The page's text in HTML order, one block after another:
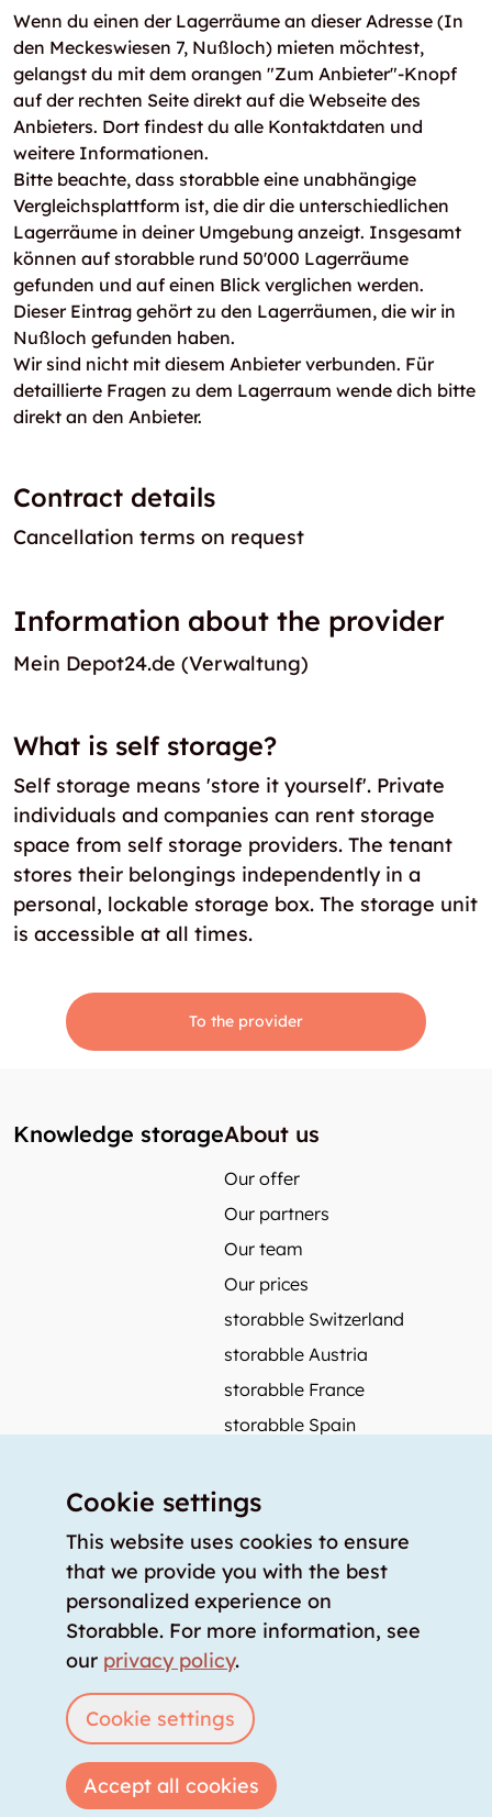
Wenn du einen der Lagerräume an dieser Adresse (In
den Meckeswiesen 7, Nußloch) mieten möchtest,
gelangst du mit dem orangen "Zum Anbieter"-Knopf
auf der rechten Seite direkt auf die Webseite des
Anbieters. Dort findest du alle Kontaktdaten und
weitere Informationen.
Bitte beachte, dass storabble eine unabhängige
Vergleichsplattform ist, die dir die unterschiedlichen
Lagerräume in deiner Umgebung anzeigt. Insgesamt
können auf storabble rund 50'000 Lagerräume
gefunden und auf einen Blick verglichen werden.
Dieser Eintrag gehört zu den Lagerräumen, die wir in
Nußloch gefunden haben.
Wir sind nicht mit diesem Anbieter verbunden. Für
detaillierte Fragen zu dem Lagerraum wende dich bitte
direkt an den Anbieter.
Contract details
Cancellation terms on request
Information about the provider
Mein Depot24.de (Verwaltung)
What is self storage?
Self storage means 'store it yourself'. Private
individuals and companies can rent storage
space from self storage providers. The tenant
stores their belongings independently in a
personal, lockable storage box. The storage unit
is accessible at all times.
To the provider
Knowledge storageAbout us
Our offer
Our partners
Our team
Our prices
storabble Switzerland
storabble Austria
storabble France
storabble Spain
Press coverage
How to calculate the size of a storage room?
How much does a storage room cost?
For storage providers
Login List storage room
Copyright © 2026 storabble|privacy policy
Cookie settings
This website uses cookies to ensure
that we provide you with the best
personalized experience on
Storabble. For more information, see
our privacy policy.
Cookie settings
Accept all cookies